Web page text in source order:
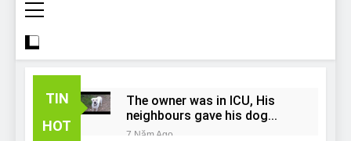
TIN
HOT
The owner was in ICU, His
neighbours gave his dog
away!
7 Năm Ago